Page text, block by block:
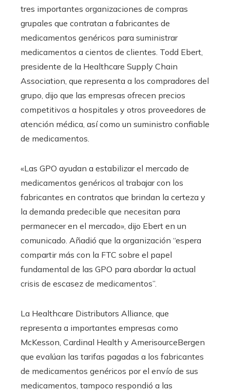
tres importantes organizaciones de compras
grupales que contratan a fabricantes de
medicamentos genéricos para suministrar
medicamentos a cientos de clientes. Todd Ebert,
presidente de la Healthcare Supply Chain
Association, que representa a los compradores del
grupo, dijo que las empresas ofrecen precios
competitivos a hospitales y otros proveedores de
atención médica, así como un suministro confiable
de medicamentos.
«Las GPO ayudan a estabilizar el mercado de
medicamentos genéricos al trabajar con los
fabricantes en contratos que brindan la certeza y
la demanda predecible que necesitan para
permanecer en el mercado», dijo Ebert en un
comunicado. Añadió que la organización “espera
compartir más con la FTC sobre el papel
fundamental de las GPO para abordar la actual
crisis de escasez de medicamentos”.
La Healthcare Distributors Alliance, que
representa a importantes empresas como
McKesson, Cardinal Health y AmerisourceBergen
que evalúan las tarifas pagadas a los fabricantes
de medicamentos genéricos por el envío de sus
medicamentos, tampoco respondió a las